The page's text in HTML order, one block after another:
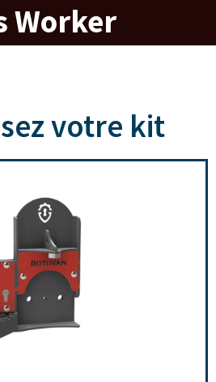
Worker
votre kit